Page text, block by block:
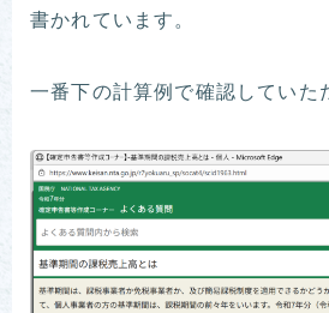
書かれています。
一番下の計算例で確認していた